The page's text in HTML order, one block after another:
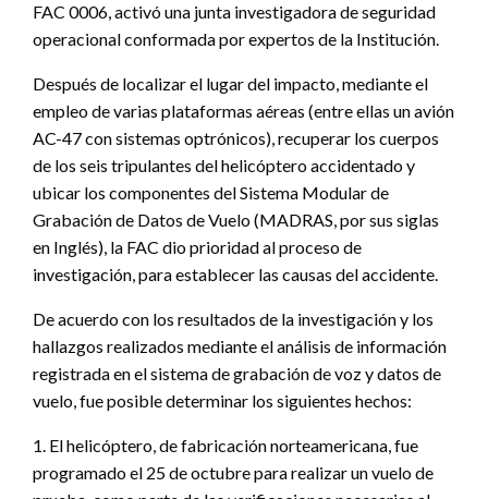
FAC 0006, activó una junta investigadora de seguridad
operacional conformada por expertos de la Institución.
Después de localizar el lugar del impacto, mediante el
empleo de varias plataformas aéreas (entre ellas un avión
AC-47 con sistemas optrónicos), recuperar los cuerpos
de los seis tripulantes del helicóptero accidentado y
ubicar los componentes del Sistema Modular de
Grabación de Datos de Vuelo (MADRAS, por sus siglas
en Inglés), la FAC dio prioridad al proceso de
investigación, para establecer las causas del accidente.
De acuerdo con los resultados de la investigación y los
hallazgos realizados mediante el análisis de información
registrada en el sistema de grabación de voz y datos de
vuelo, fue posible determinar los siguientes hechos:
1. El helicóptero, de fabricación norteamericana, fue
programado el 25 de octubre para realizar un vuelo de